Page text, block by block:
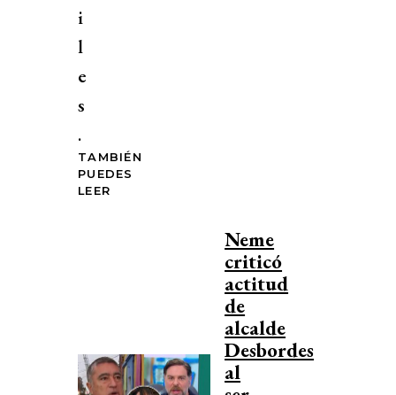
i
l
e
s
.
TAMBIÉN
PUEDES
LEER
Neme
criticó
actitud
de
alcalde
Desbordes
al